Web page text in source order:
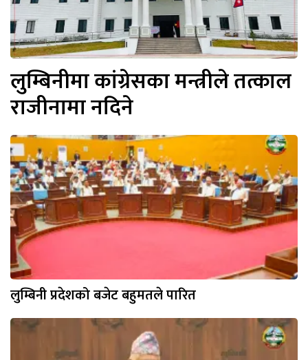
लुम्बिनीमा कांग्रेसका मन्त्रीले तत्काल
राजीनामा नदिने
लुम्बिनी प्रदेशको बजेट बहुमतले पारित